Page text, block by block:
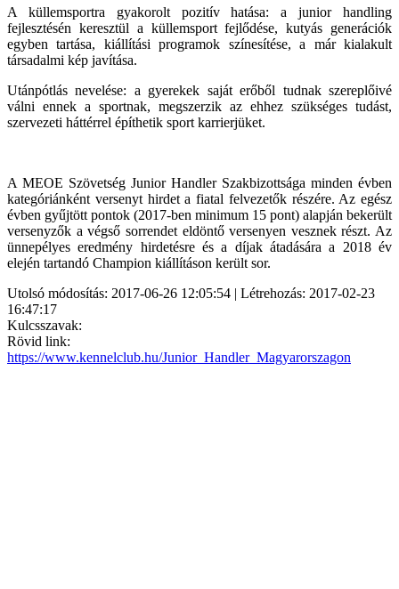
A küllemsportra gyakorolt pozitív hatása: a junior handling
fejlesztésén keresztül a küllemsport fejlődése, kutyás generációk
egyben tartása, kiállítási programok színesítése, a már kialakult
társadalmi kép javítása.
Utánpótlás nevelése: a gyerekek saját erőből tudnak szereplőivé
válni ennek a sportnak, megszerzik az ehhez szükséges tudást,
szervezeti háttérrel építhetik sport karrierjüket.
A MEOE Szövetség Junior Handler Szakbizottsága minden évben
kategóriánként versenyt hirdet a fiatal felvezetők részére. Az egész
évben gyűjtött pontok (2017-ben minimum 15 pont) alapján bekerült
versenyzők a végső sorrendet eldöntő versenyen vesznek részt. Az
ünnepélyes eredmény hirdetésre és a díjak átadására a 2018 év
elején tartandó Champion kiállításon került sor.
Utolsó módosítás: 2017-06-26 12:05:54 | Létrehozás: 2017-02-23
16:47:17
Kulcsszavak:
Rövid link:
https://www.kennelclub.hu/Junior_Handler_Magyarorszagon